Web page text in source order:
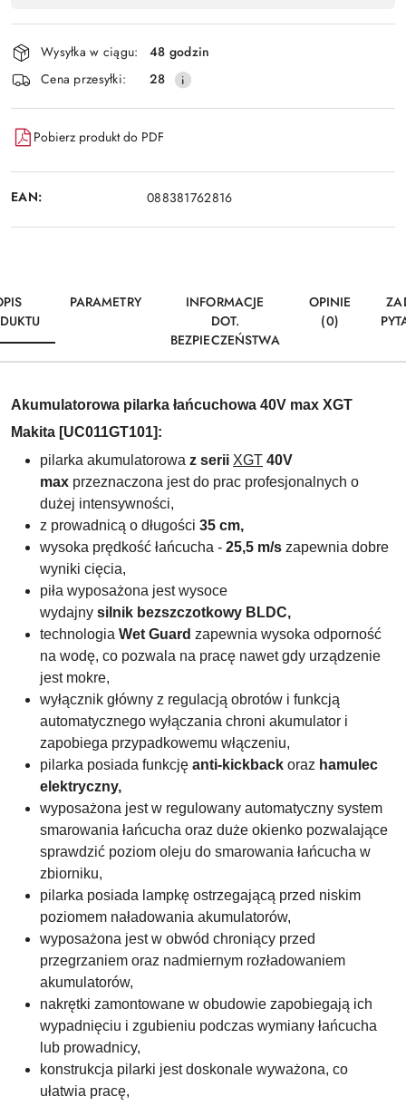
płatność
i
dostawa
Wysyłka w ciągu:
48 godzin
Cena przesyłki:
28
Pobierz produkt do PDF
EAN: 088381762816
PARAMETRY
INFORMACJE
DOT.
BEZPIECZEŃSTWA
OPINIE
(0)
Akumulatorowa pilarka łańcuchowa 40V max XGT
Makita [UC011GT101]:
pilarka akumulatorowa z serii XGT 40V
max przeznaczona jest do prac profesjonalnych o
dużej intensywności,
z prowadnicą o długości 35 cm,
wysoka prędkość łańcucha - 25,5 m/s zapewnia dobre
wyniki cięcia,
piła wyposażona jest wysoce
wydajny silnik bezszczotkowy BLDC,
technologia Wet Guard zapewnia wysoka odporność
na wodę, co pozwala na pracę nawet gdy urządzenie
jest mokre,
wyłącznik główny z regulacją obrotów i funkcją
automatycznego wyłączania chroni akumulator i
zapobiega przypadkowemu włączeniu,
pilarka posiada funkcję anti-kickback oraz hamulec
elektryczny,
wyposażona jest w regulowany automatyczny system
smarowania łańcucha oraz duże okienko pozwalające
sprawdzić poziom oleju do smarowania łańcucha w
zbiorniku,
pilarka posiada lampkę ostrzegającą przed niskim
poziomem naładowania akumulatorów,
wyposażona jest w obwód chroniący przed
przegrzaniem oraz nadmiernym rozładowaniem
akumulatorów,
nakrętki zamontowane w obudowie zapobiegają ich
wypadnięciu i zgubieniu podczas wymiany łańcucha
lub prowadnicy,
konstrukcja pilarki jest doskonale wyważona, co
ułatwia pracę,